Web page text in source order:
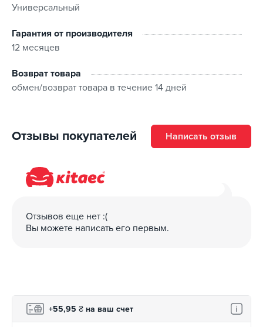
Универсальный
Гарантия от производителя
12 месяцев
Возврат товара
обмен/возврат товара в течение 14 дней
Отзывы покупателей Написать отзыв
Отзывов еще нет :(
Вы можете написать его первым.
+55,95 ₴ на ваш счет